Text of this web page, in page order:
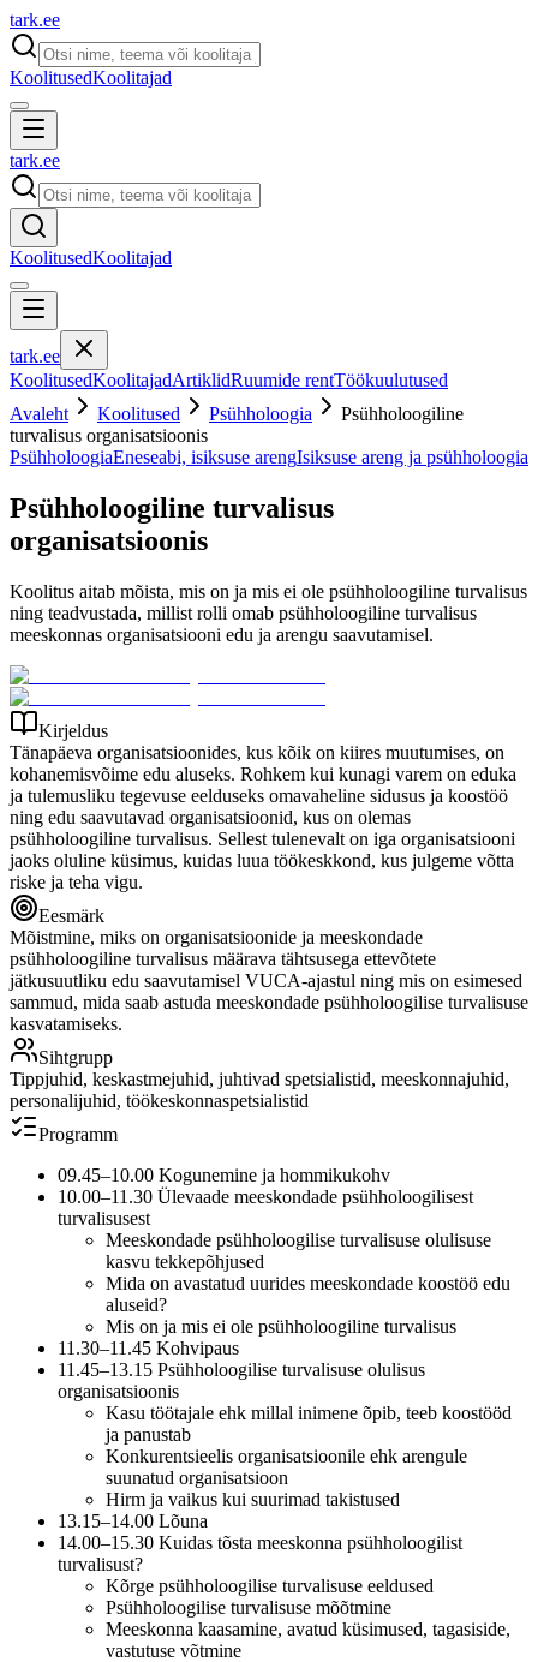
tark.ee
KoolitusedKoolitajad
tark.ee
KoolitusedKoolitajad
tark.ee
KoolitusedKoolitajadArtiklidRuumide rentTöökuulutused
Avaleht
Koolitused Psühholoogia
Psühholoogiline
turvalisus organisatsioonis
PsühholoogiaEneseabi, isiksuse arengIsiksuse areng ja psühholoogia
Psühholoogiline turvalisus
organisatsioonis
Koolitus aitab mõista, mis on ja mis ei ole psühholoogiline turvalisus
ning teadvustada, millist rolli omab psühholoogiline turvalisus
meeskonnas organisatsiooni edu ja arengu saavutamisel.
Kirjeldus
Tänapäeva organisatsioonides, kus kõik on kiires muutumises, on
kohanemisvõime edu aluseks. Rohkem kui kunagi varem on eduka
ja tulemusliku tegevuse eelduseks omavaheline sidusus ja koostöö
ning edu saavutavad organisatsioonid, kus on olemas
psühholoogiline turvalisus. Sellest tulenevalt on iga organisatsiooni
jaoks oluline küsimus, kuidas luua töökeskkond, kus julgeme võtta
riske ja teha vigu.
Eesmärk
Mõistmine, miks on organisatsioonide ja meeskondade
psühholoogiline turvalisus määrava tähtsusega ettevõtete
jätkusuutliku edu saavutamisel VUCA-ajastul ning mis on esimesed
sammud, mida saab astuda meeskondade psühholoogilise turvalisuse
kasvatamiseks.
Sihtgrupp
Tippjuhid, keskastmejuhid, juhtivad spetsialistid, meeskonnajuhid,
personalijuhid, töökeskonnaspetsialistid
Programm
09.45–10.00 Kogunemine ja hommikukohv
10.00–11.30 Ülevaade meeskondade psühholoogilisest
turvalisusest
Meeskondade psühholoogilise turvalisuse olulisuse
kasvu tekkepõhjused
Mida on avastatud uurides meeskondade koostöö edu
aluseid?
Mis on ja mis ei ole psühholoogiline turvalisus
11.30–11.45 Kohvipaus
11.45–13.15 Psühholoogilise turvalisuse olulisus
organisatsioonis
Kasu töötajale ehk millal inimene õpib, teeb koostööd
ja panustab
Konkurentsieelis organisatsioonile ehk arengule
suunatud organisatsioon
Hirm ja vaikus kui suurimad takistused
13.15–14.00 Lõuna
14.00–15.30 Kuidas tõsta meeskonna psühholoogilist
turvalisust?
Kõrge psühholoogilise turvalisuse eeldused
Psühholoogilise turvalisuse mõõtmine
Meeskonna kaasamine, avatud küsimused, tagasiside,
vastutuse võtmine